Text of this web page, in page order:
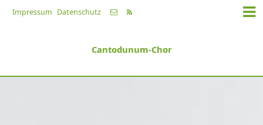
Impressum Datenschutz
Cantodunum-Chor